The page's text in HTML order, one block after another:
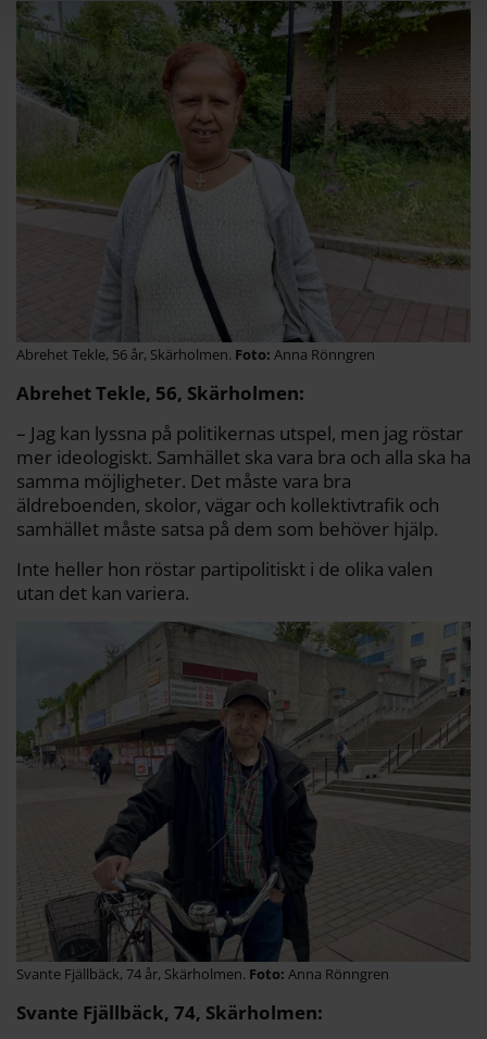
Abrehet Tekle, 56 år, Skärholmen. Anna Rönngren
Abrehet Tekle, 56, Skärholmen:
– Jag kan lyssna på politikernas utspel, men jag röstar
mer ideologiskt. Samhället ska vara bra och alla ska ha
samma möjligheter. Det måste vara bra
äldreboenden, skolor, vägar och kollektivtrafik och
samhället måste satsa på dem som behöver hjälp.
Inte heller hon röstar partipolitiskt i de olika valen
utan det kan variera.
Svante Fjällbäck, 74 år, Skärholmen. Anna Rönngren
Svante Fjällbäck, 74, Skärholmen: